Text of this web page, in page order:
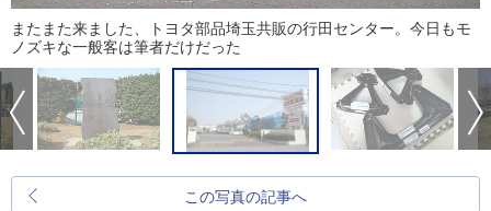
またまた来ました、トヨタ部品埼玉共販の行田センター。今日もモ
ノズキな一般客は筆者だけだった
この写真の記事へ